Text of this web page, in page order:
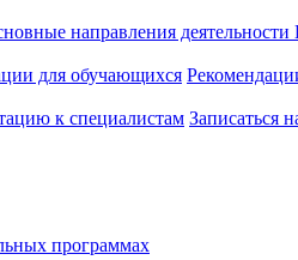
направления
для обучающихся
к специалистам Записаться
программах